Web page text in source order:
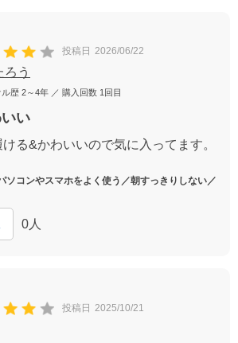
投稿日 2026/06/22
ろう
ル歴 2～4年 ／ 購入回数 1回目
い
る&かわいいので気に入ってます。
ソコンやスマホをよく使う／朝すっきりしない／
0 人
投稿日 2025/10/21